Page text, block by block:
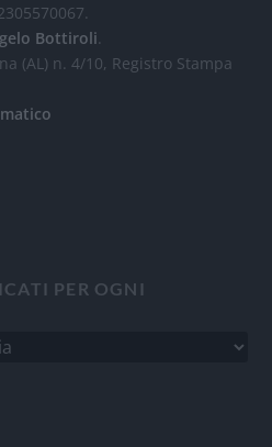
Bottiroli.
(AL) n. 4/10, Registro Stampa
PER OGNI